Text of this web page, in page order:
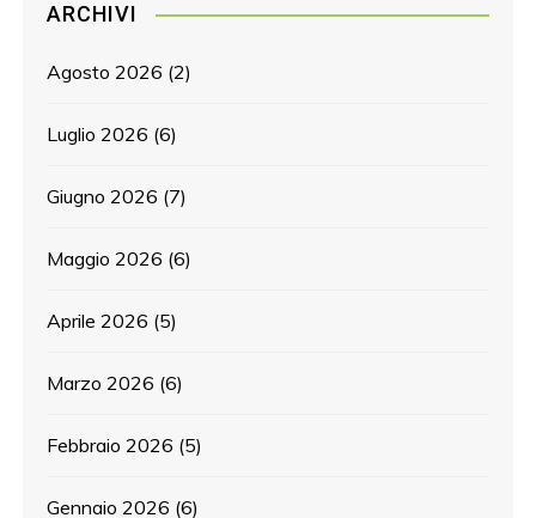
ARCHIVI
Agosto 2026 (2)
Luglio 2026 (6)
Giugno 2026 (7)
Maggio 2026 (6)
Aprile 2026 (5)
Marzo 2026 (6)
Febbraio 2026 (5)
Gennaio 2026 (6)